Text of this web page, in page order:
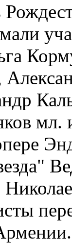
мл.